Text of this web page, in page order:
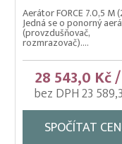
Kolíbky/haltýře
Kolíbky/haltýře –
Kolíbky/haltýře
Krycí sítě na kádě
Krycí sítě na
Lodě pracovní
Aerátor FORCE 7.0,5 M
Jedná se o ponorný
(provzdušňovač,
rozmrazovač)....
28 543,0 Kč
bez DPH 23
SPOČÍTAT